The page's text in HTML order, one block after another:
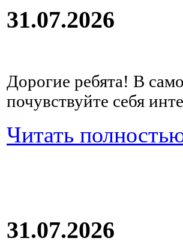
31.07.2026
Дорогие ребята! В
почувствуйте себя
Читать
31.07.2026